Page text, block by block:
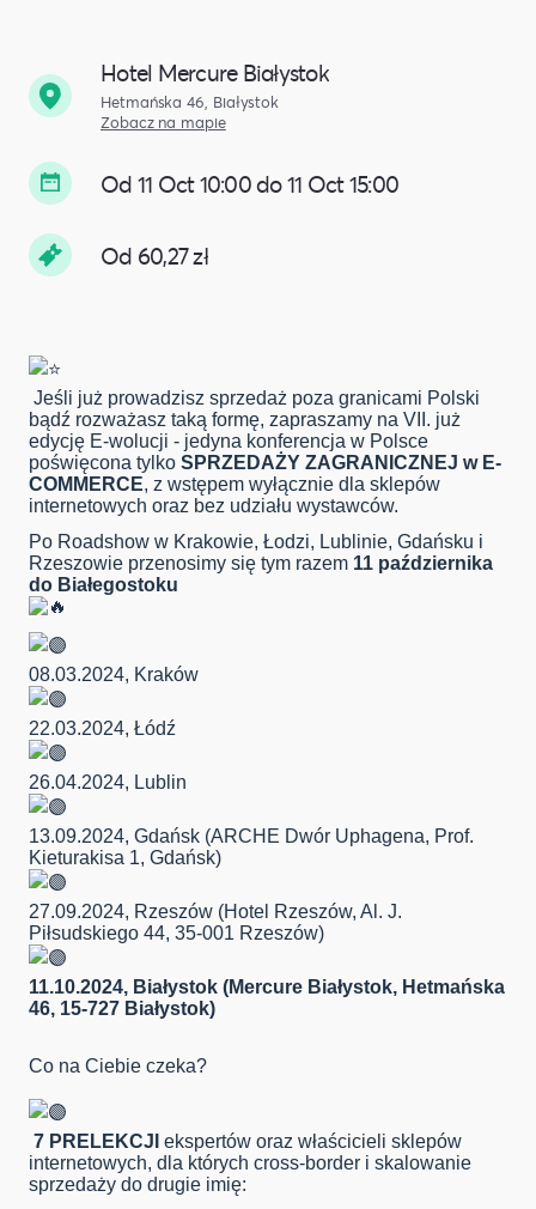
Hotel Mercure Białystok
Hetmańska 46, Białystok
Zobacz na mapie
Od 11 Oct 10:00 do 11 Oct 15:00
Od 60,27 zł
Jeśli już prowadzisz sprzedaż poza granicami Polski
bądź rozważasz taką formę, zapraszamy na VII. już
edycję E-wolucji - jedyna konferencja w Polsce
poświęcona tylko SPRZEDAŻY ZAGRANICZNEJ w E-
COMMERCE, z wstępem wyłącznie dla sklepów
internetowych oraz bez udziału wystawców.
Po Roadshow w Krakowie, Łodzi, Lublinie, Gdańsku i
Rzeszowie przenosimy się tym razem 11 października
do Białegostoku
08.03.2024, Kraków
22.03.2024, Łódź
26.04.2024, Lublin
13.09.2024, Gdańsk (ARCHE Dwór Uphagena, Prof.
Kieturakisa 1, Gdańsk)
27.09.2024, Rzeszów (Hotel Rzeszów, Al. J.
Piłsudskiego 44, 35-001 Rzeszów)
11.10.2024, Białystok (Mercure Białystok, Hetmańska
46, 15-727 Białystok)
Co na Ciebie czeka?
7 PRELEKCJI ekspertów oraz właścicieli sklepów
internetowych, dla których cross-border i skalowanie
sprzedaży do drugie imię: